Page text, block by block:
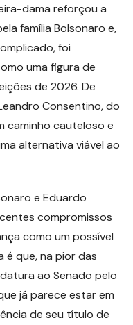
dama reforçou a
família Bolsonaro e,
foi
uma figura de
de 2026. De
Consentino, do
caminho cauteloso e
alternativa viável ao
e Eduardo
compromissos
como um possível
é que, na pior das
ao Senado pelo
já parece estar em
de seu título de